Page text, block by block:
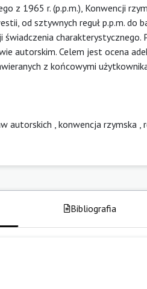
z 1965 r. (p.p.m.), Konwencji
od sztywnych reguł p.p.m. do
świadczenia
autorskim. Celem jest ocena
z końcowymi
autorskich konwencja rzymska
Bibliografia